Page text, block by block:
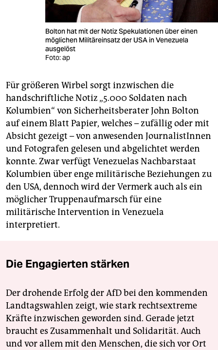
Bolton hat mit der Notiz Spekulationen über einen
möglichen Militäreinsatz der USA in Venezuela
ausgelöst
Foto: ap
Für größeren Wirbel sorgt inzwischen die
handschriftliche Notiz „5.000 Soldaten nach
Kolumbien“ von Sicherheitsberater John Bolton
auf einem Blatt Papier, welches – zufällig oder mit
Absicht gezeigt – von anwesenden JournalistInnen
und Fotografen gelesen und abgelichtet werden
konnte. Zwar verfügt Venezuelas Nachbarstaat
Kolumbien über enge militärische Beziehungen zu
den USA, dennoch wird der Vermerk auch als ein
möglicher Truppenaufmarsch für eine
militärische Intervention in Venezuela
interpretiert.
Die Engagierten stärken
Der drohende Erfolg der AfD bei den kommenden
Landtagswahlen zeigt, wie stark rechtsextreme
Kräfte inzwischen geworden sind. Gerade jetzt
braucht es Zusammenhalt und Solidarität. Auch
und vor allem mit den Menschen, die sich vor Ort